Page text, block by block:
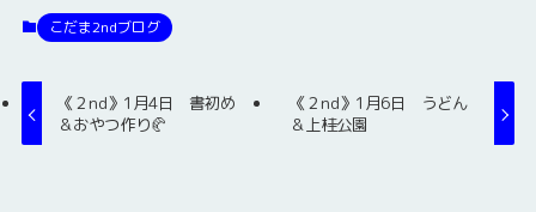
こだま2ndブログ
《２nd》1月4日 書初め
＆おやつ作り🥐
《２nd》1月6日 うどん
＆上桂公園